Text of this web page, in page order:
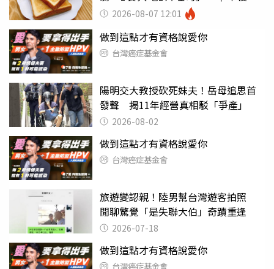
瘦嚇壞女兒
2026-08-07 12:01
做到這點才有資格說愛你
台灣癌症基金會
陽明交大教授砍死妹夫！岳母追思首
發聲 揭11年經營真相駁「爭產」
2026-08-02
做到這點才有資格說愛你
台灣癌症基金會
旅遊變認親！陸男幫台灣遊客拍照
閒聊驚覺「是失聯大伯」奇蹟重逢
2026-07-18
做到這點才有資格說愛你
台灣癌症基金會